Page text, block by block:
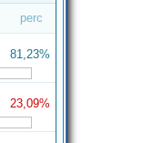
perc
81,23%
23,09%